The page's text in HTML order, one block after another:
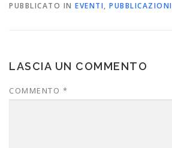
PUBBLICATO IN EVENTI, PUBBLICAZIONI
LASCIA UN COMMENTO
COMMENTO *